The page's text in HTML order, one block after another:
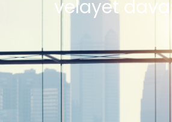
velayet davası